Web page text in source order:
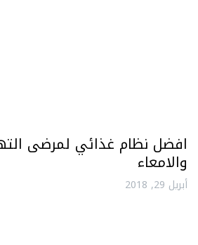
افضل نظام غذائي لمرضى
والامعاء
أبريل 29, 2018